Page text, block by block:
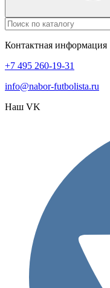
Контактная информация
+7 495 260-19-31
info@nabor-futbolista.ru
Наш VK